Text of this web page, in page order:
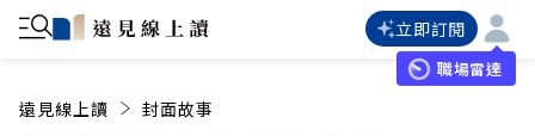
立即訂閱
職場雷達
遠見線上讀 封面故事